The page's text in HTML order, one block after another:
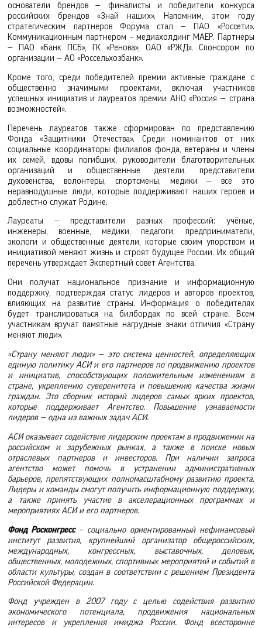
основатели брендов — финалисты и победители конкурса
российских брендов «Знай наших». Напомним, этом году
стратегическим партнеров Форума стал — ПАО «Россети».
Коммуникационным партнером – медиахолдинг МАЕР. Партнеры
— ПАО «Банк ПСБ», ГК «Ренова», ОАО «РЖД». Спонсором по
организации — АО «Россельхозбанк».
Кроме того, среди победителей премии активные граждане с
общественно значимыми проектами, включая участников
успешных инициатив и лауреатов премии АНО «Россия — страна
возможностей».
Перечень лауреатов также сформирован по представлению
Фонда «Защитники Отечества». Среди номинантов от них
социальные координаторы филиалов фонда, ветераны и члены
их семей, вдовы погибших, руководители благотворительных
организаций и общественные деятели, представители
духовенства, волонтеры, спортсмены, медики — все это
неравнодушные люди, которые поддерживают наших героев и
доблестно служат Родине.
Лауреаты — представители разных профессий: учёные,
инженеры, военные, медики, педагоги, предприниматели,
экологи и общественные деятели, которые своим упорством и
инициативой меняют жизнь и строят будущее России. Их общий
перечень утверждает Экспертный совет Агентства.
Они получат национальное признание и информационную
поддержку, подтверждая статус лидеров и авторов проектов,
влияющих на развитие страны. Информация о победителях
будет транслироваться на билбордах по всей стране. Всем
участникам вручат памятные нагрудные знаки отличия «Страну
меняют люди».
«Страну меняют люди» — это система ценностей, определяющих
единую политику АСИ и его партнеров по продвижению проектов
и инициатив, способствующих положительным изменениям в
стране, укреплению суверенитета и повышению качества жизни
граждан. Это сборник историй лидеров самых ярких проектов,
которые поддерживает Агентство. Повышение узнаваемости
лидеров — одна из важных задач АСИ.
АСИ оказывает содействие лидерским проектам в продвижении на
российском и зарубежных рынках, а также в поиске новых
отраслевых партнеров и инвесторов. При наличии запроса
агентство может помочь в устранении административных
барьеров, препятствующих полномасштабному развитию проекта.
Лидеры и команды смогут получить информационную поддержку,
а также принять участие в акселерационных программах и
мероприятиях АСИ и его партнеров.
Фонд Росконгресс– социально ориентированный нефинансовый
институт развития, крупнейший организатор общероссийских,
международных, конгрессных, выставочных, деловых,
общественных, молодежных, спортивных мероприятий и событий в
области культуры, создан в соответствии с решением Президента
Российской Федерации.
Фонд учрежден в 2007 году с целью содействия развитию
экономического потенциала, продвижения национальных
интересов и укрепления имиджа России. Фонд всесторонне